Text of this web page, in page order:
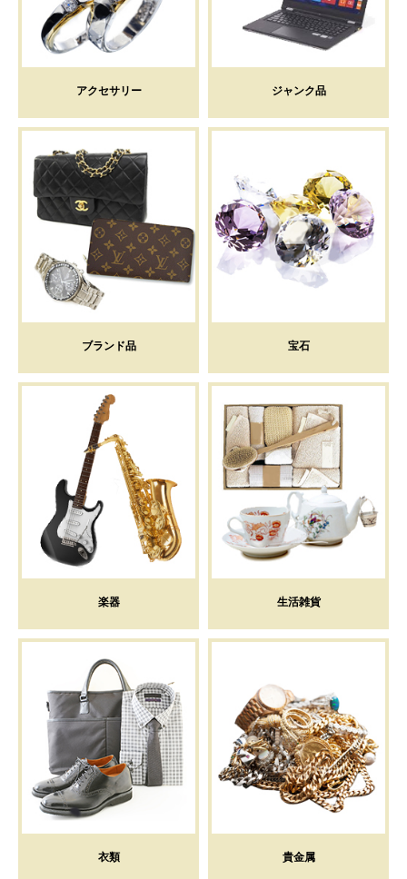
アクセサリー ジャンク品
ブランド品 宝石
楽器 生活雑貨
衣類 貴金属